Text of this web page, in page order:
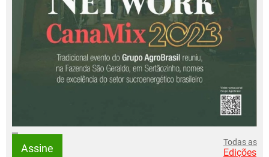
Assine Todas as
Edições